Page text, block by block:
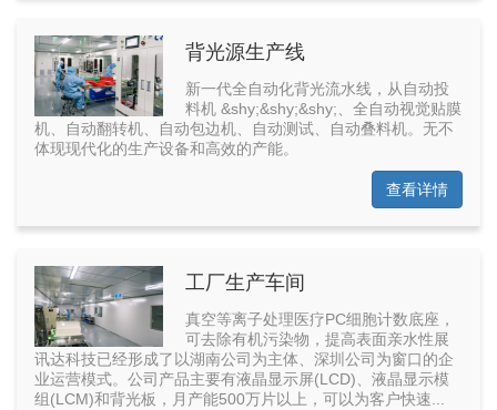
背光源生产线
新一代全自动化背光流水线，从自动投
料机 &shy;&shy;&shy;、全自动视觉贴膜
机、自动翻转机、自动包边机、自动测试、自动叠料机。无不
体现现代化的生产设备和高效的产能。
查看详情
工厂生产车间
真空等离子处理医疗PC细胞计数底座，
可去除有机污染物，提高表面亲水性展
讯达科技已经形成了以湖南公司为主体、深圳公司为窗口的企
业运营模式。公司产品主要有液晶显示屏(LCD)、液晶显示模
组(LCM)和背光板，月产能500万片以上，可以为客户快速...